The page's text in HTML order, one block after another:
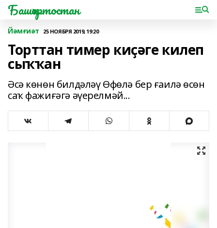
Башҡортостан
Йәмғиәт 25 НОЯБРЯ 2019, 19:20
Торттан тимер киҫәге килеп
сыҡҡан
Әсә көнөн билдәләү Өфөлә бер ғаилә өсөн
саҡ фажиғәгә әүерелмәй...